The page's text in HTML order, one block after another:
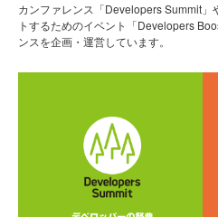
カンファレンス「Developers Summit」
トするためのイベント「Developers
ンスを企画・運営しています。